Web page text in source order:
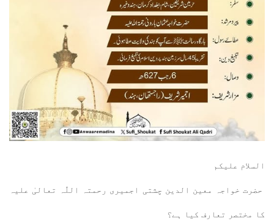
السلام عليكم
حضرت خواجہ معین الدین چشتی اجمیری رحمتہ اللّٰہ تعالیٰ علیہ
کا مختصر تعارف کیا ہے؟